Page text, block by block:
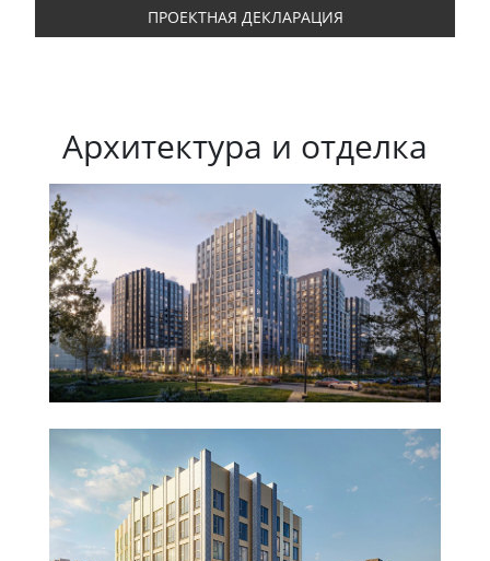
ПРОЕКТНАЯ ДЕКЛАРАЦИЯ
Архитектура и отделка